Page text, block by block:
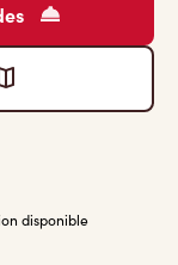
disponible